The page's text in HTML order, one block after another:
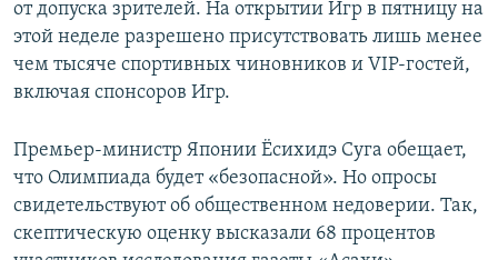
от допуска зрителей. На открытии Игр в пятницу на
этой неделе разрешено присутствовать лишь менее
чем тысяче спортивных чиновников и VIP-гостей,
включая спонсоров Игр.
Премьер-министр Японии Ёсихидэ Суга обещает,
что Олимпиада будет «безопасной». Но опросы
свидетельствуют об общественном недоверии. Так,
скептическую оценку высказали 68 процентов